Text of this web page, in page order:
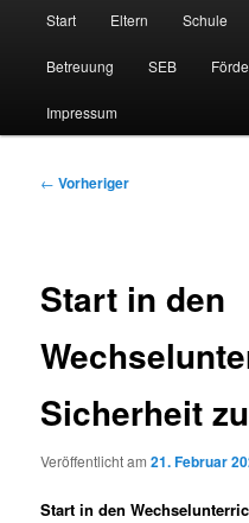
Start Eltern Schule
Betreuung SEB
Impressum
Beitragsnavigation
← Vorheriger
Start in den
Sicherheit
Veröffentlicht am21. Februar
Start in den